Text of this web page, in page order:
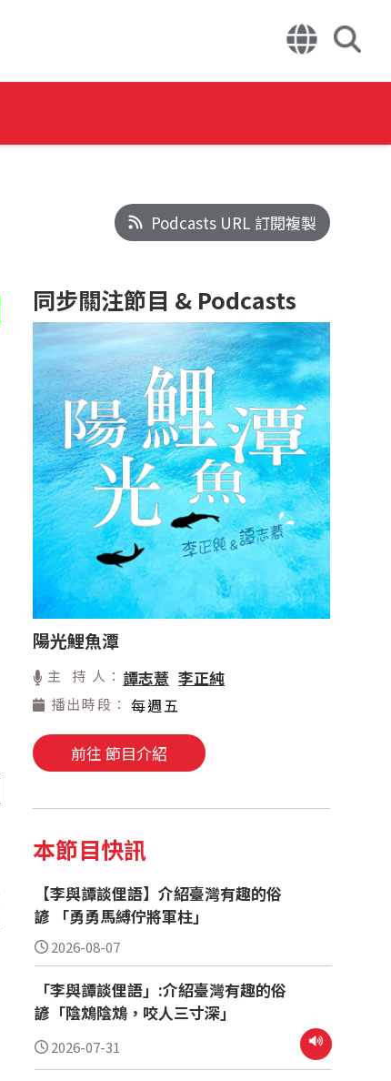
Podcasts URL 訂閱複製
同步關注節目 & Podcasts
陽光鯉魚潭
主 持 人： 譚志薏 李正純
播出時段： 每週五
前往 節目介紹
本節目快訊
【李與譚談俚語】介紹臺灣有趣的俗
諺 「勇勇馬縛佇將軍柱」
2026-08-07
「李與譚談俚語」:介紹臺灣有趣的俗
諺「陰鴆陰鴆，咬人三寸深」
2026-07-31